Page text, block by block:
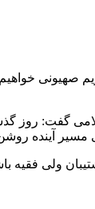
خواهیم
گفت: روز
مسیر آینده
ولی فقیه